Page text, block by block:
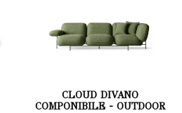
CLOUD DIVANO
COMPONIBILE - OUTDOOR